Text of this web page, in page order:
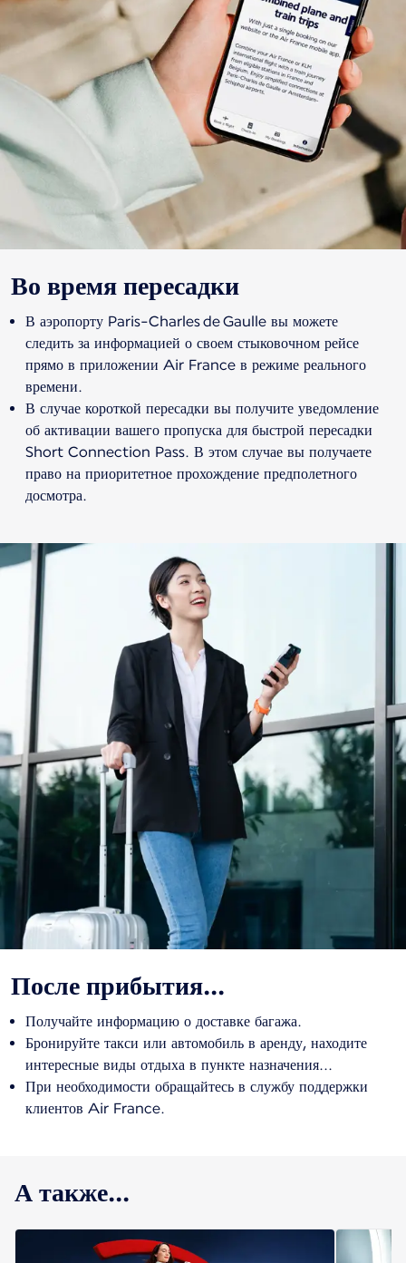
Во время пересадки
В аэропорту Paris-Charles de Gaulle вы можете
следить за информацией о своем стыковочном рейсе
прямо в приложении Air France в режиме реального
времени.
В случае короткой пересадки вы получите уведомление
об активации вашего пропуска для быстрой пересадки
Short Connection Pass. В этом случае вы получаете
право на приоритетное прохождение предполетного
досмотра.
После прибытия...
Получайте информацию о доставке багажа.
Бронируйте такси или автомобиль в аренду, находите
интересные виды отдыха в пункте назначения...
При необходимости обращайтесь в службу поддержки
клиентов Air France.
А также...